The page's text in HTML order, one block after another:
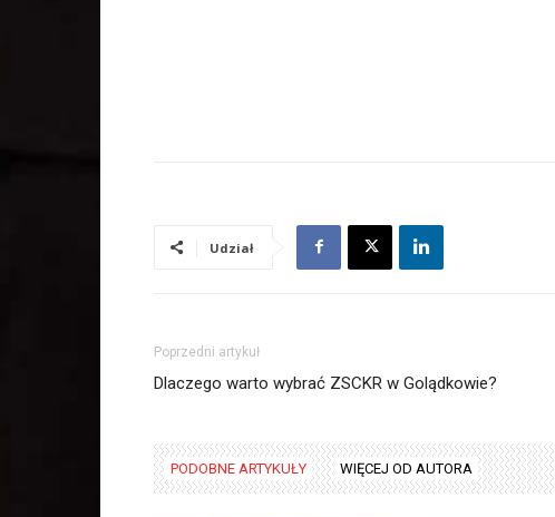
Udział
Poprzedni artykuł
Dlaczego warto wybrać ZSCKR w Golądkowie?
PODOBNE ARTYKUŁY WIĘCEJ OD AUTORA